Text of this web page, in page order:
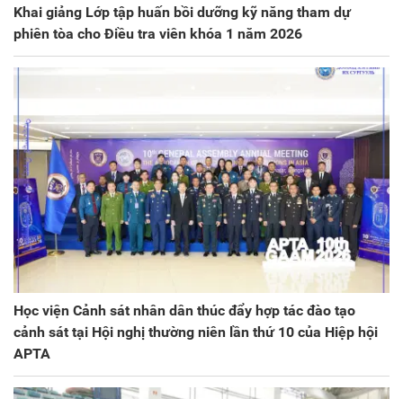
Khai giảng Lớp tập huấn bồi dưỡng kỹ năng tham dự
phiên tòa cho Điều tra viên khóa 1 năm 2026
Học viện Cảnh sát nhân dân thúc đẩy hợp tác đào tạo
cảnh sát tại Hội nghị thường niên lần thứ 10 của Hiệp hội
APTA